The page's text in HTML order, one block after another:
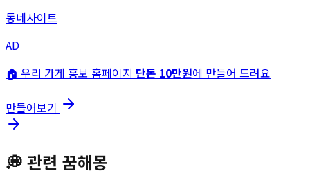
동네사이트
AD
🏠 우리 가게 홍보 홈페이지 단돈 10만원에 만들어 드려요
만들어보기
💭 관련 꿈해몽